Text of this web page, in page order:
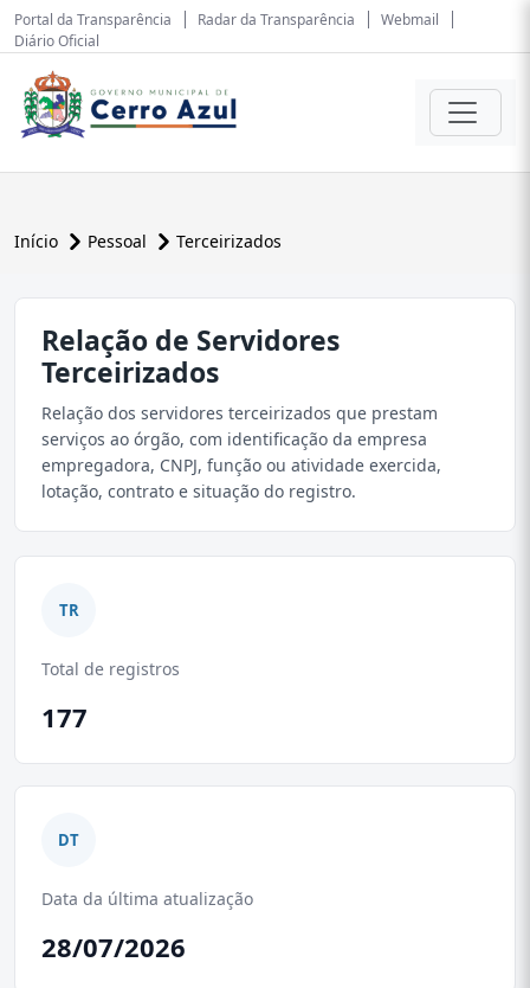
Portal da Transparência Radar da Transparência
Webmail
Diário Oficial
Início Pessoal Terceirizados
Relação de Servidores
Terceirizados
Relação dos servidores terceirizados que prestam
serviços ao órgão, com identificação da empresa
empregadora, CNPJ, função ou atividade exercida,
lotação, contrato e situação do registro.
TR
Total de registros
177
DT
Data da última atualização
28/07/2026